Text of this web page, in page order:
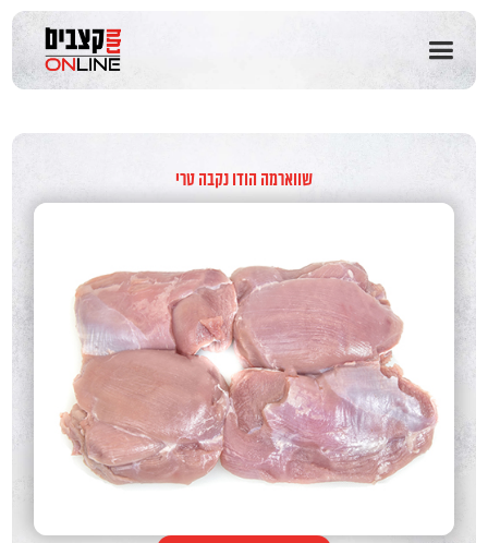
שִׂים
בְּאֲתָר
זֶה
נָגִישׁ
לִנְגִישׁוּת
שווארמה הודו נקבה טרי